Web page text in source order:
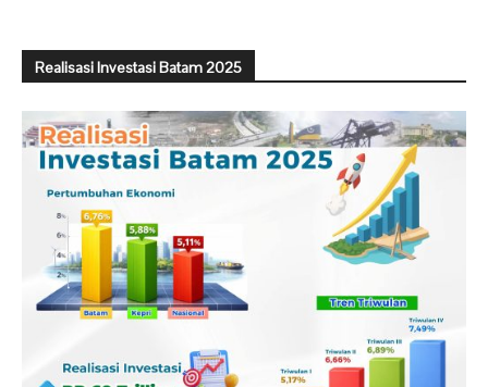
Realisasi Investasi Batam 2025